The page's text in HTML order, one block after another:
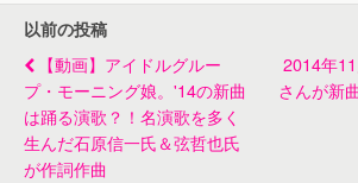
以前の投稿
【動画】アイドルグルー
プ・モーニング娘。'14の新曲
は踊る演歌？！名演歌を多く
生んだ石原信一氏＆弦哲也氏
が作詞作曲
2014年
さんが新